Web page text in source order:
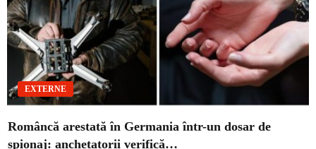
EXTERNE
Româncă arestată în Germania într-un dosar de
spionaj: anchetatorii verifică…